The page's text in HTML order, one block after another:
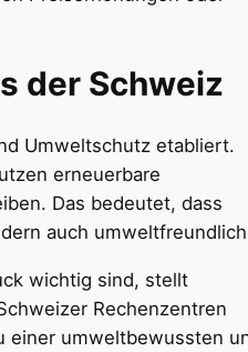
der Schweiz
Umweltschutz etabliert.
erneuerbare
Das bedeutet, dass
auch
wichtig sind, stellt
Rechenzentren
einer umweltbewussten